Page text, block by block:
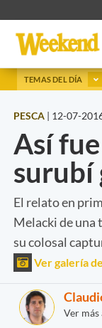
TEMAS DEL DÍA
PESCA | 12-07-
Así
surubí
El relato en
Melacki de una
su colosal
Ver galería
Ver